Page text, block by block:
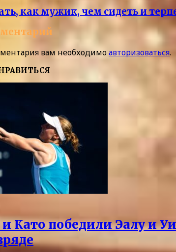
как мужик, чем сидеть и
вам необходимоавторизоваться.
Като победили Эалу и